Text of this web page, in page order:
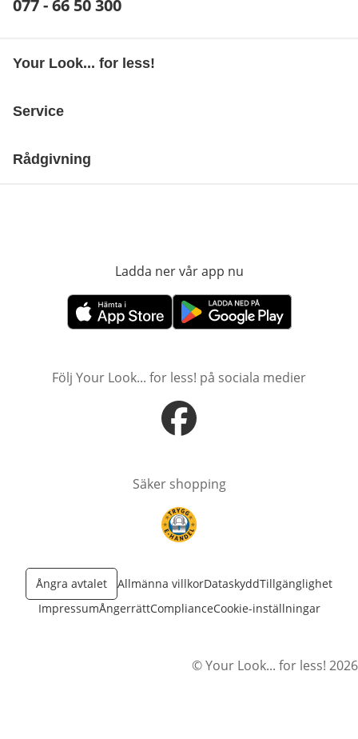
Telefonnummer:
077 - 66 50 300
Your Look... for less!
Service
Rådgivning
Ladda ner vår app nu
öppnas i nytt fönsteröppnas i nytt fönster
Följ Your Look... for less! på sociala medier
öppnas i nytt fönster
Säker shopping
öppnas i nytt fönster
Ångra avtalet Allmänna villkorDataskyddTillgänglighet
ImpressumÅngerrättComplianceCookie-inställningar
© Your Look... for less! 2026